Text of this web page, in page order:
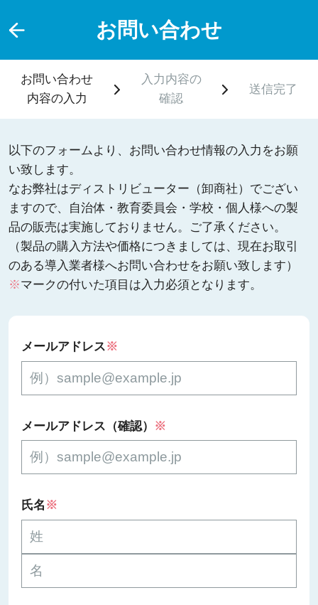
お問い合わせ
お問い合わせ
内容の入力
入力内容の
確認
送信完了
以下のフォームより、お問い合わせ情報の入力をお願
い致します。
なお弊社はディストリビューター（卸商社）でござい
ますので、自治体・教育委員会・学校・個人様への製
品の販売は実施しておりません。ご了承ください。
（製品の購入方法や価格につきましては、現在お取引
のある導入業者様へお問い合わせをお願い致します）
※マークの付いた項目は入力必須となります。
メールアドレス※
メールアドレス（確認） ※
氏名 ※